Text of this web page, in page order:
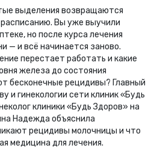
выделения возвращаются
Вы уже выучили
но после курса лечения
— и всё начинается заново.
перестает работать и какие
железа до состояния
бесконечные рецидивы? Главный
и гинекологии сети клиник «Будь
клиники «Будь Здоров» на
Надежда объяснила
рецидивы молочницы и что
медицина для лечения.